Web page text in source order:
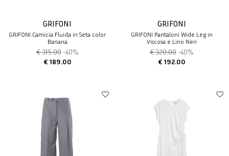
GRIFONI
GRIFONI Camicia Fluida in Seta color
Banana
€ 315.00 -40%
€ 189.00
GRIFONI
GRIFONI Pantaloni Wide Leg in
Viscosa e Lino Neri
€ 320.00 -40%
€ 192.00